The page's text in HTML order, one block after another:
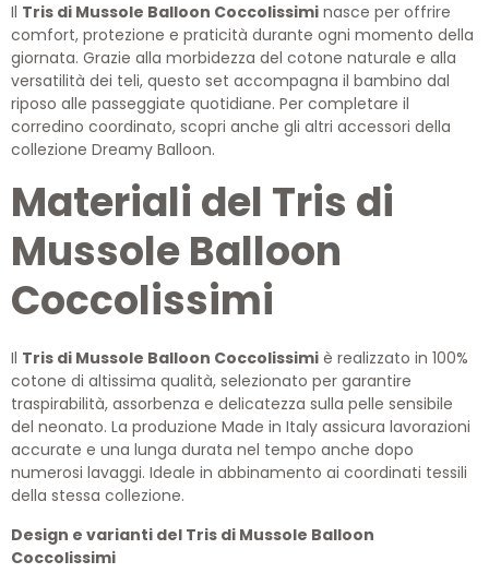
Il Tris di Mussole Balloon Coccolissimi nasce per offrire
comfort, protezione e praticità durante ogni momento della
giornata. Grazie alla morbidezza del cotone naturale e alla
versatilità dei teli, questo set accompagna il bambino dal
riposo alle passeggiate quotidiane. Per completare il
corredino coordinato, scopri anche gli altri accessori della
collezione Dreamy Balloon.
Materiali del Tris di
Mussole Balloon
Coccolissimi
Il Tris di Mussole Balloon Coccolissimi è realizzato in 100%
cotone di altissima qualità, selezionato per garantire
traspirabilità, assorbenza e delicatezza sulla pelle sensibile
del neonato. La produzione Made in Italy assicura lavorazioni
accurate e una lunga durata nel tempo anche dopo
numerosi lavaggi. Ideale in abbinamento ai coordinati tessili
della stessa collezione.
Design e varianti del Tris di Mussole Balloon
Coccolissimi